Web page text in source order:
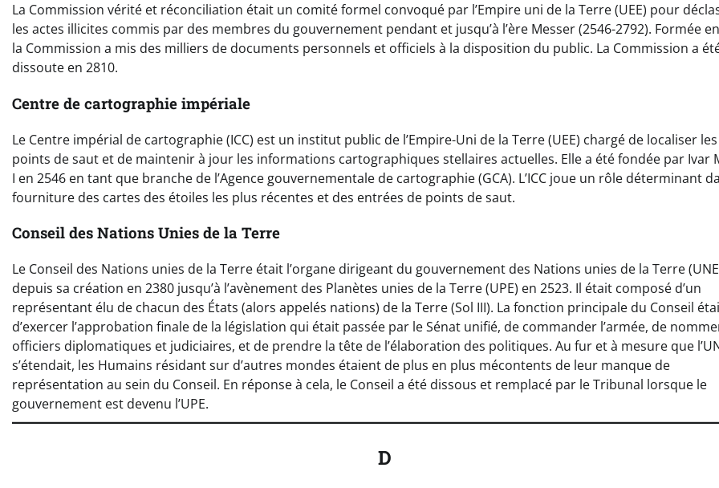
La Commission vérité et réconciliation était un comité formel convoqué par l’Empire uni de la Terre (UEE) pour
les actes illicites commis par des membres du gouvernement pendant et jusqu’à l’ère Messer (2546-2792). Formée
la Commission a mis des milliers de documents personnels et officiels à la disposition du public. La Commission a
dissoute en 2810.
Centre de cartographie impériale
Le Centre impérial de cartographie (ICC) est un institut public de l’Empire-Uni de la Terre (UEE) chargé de localiser les
points de saut et de maintenir à jour les informations cartographiques stellaires actuelles. Elle a été fondée par Ivar
I en 2546 en tant que branche de l’Agence gouvernementale de cartographie (GCA). L’ICC joue un rôle déterminant
fourniture des cartes des étoiles les plus récentes et des entrées de points de saut.
Conseil des Nations Unies de la Terre
Le Conseil des Nations unies de la Terre était l’organe dirigeant du gouvernement des Nations unies de la Terre
depuis sa création en 2380 jusqu’à l’avènement des Planètes unies de la Terre (UPE) en 2523. Il était composé d’un
représentant élu de chacun des États (alors appelés nations) de la Terre (Sol III). La fonction principale du Conseil
d’exercer l’approbation finale de la législation qui était passée par le Sénat unifié, de commander l’armée, de
officiers diplomatiques et judiciaires, et de prendre la tête de l’élaboration des politiques. Au fur et à mesure que
s’étendait, les Humains résidant sur d’autres mondes étaient de plus en plus mécontents de leur manque de
représentation au sein du Conseil. En réponse à cela, le Conseil a été dissous et remplacé par le Tribunal lorsque le
gouvernement est devenu l’UPE.
D